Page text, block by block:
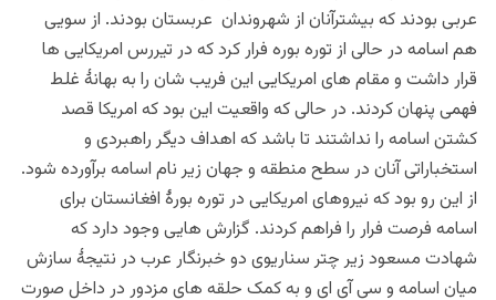
عربی بودند که بیشترآنان از شهروندان عربستان بودند. از سویی
هم اسامه در حالی از توره بوره فرار کرد که در تیررس امریکایی ها
قرار داشت و مقام های امریکایی این فریب شان را به بهانۀ غلط
فهمی پنهان کردند. در حالی که واقعیت این بود که امریکا قصد
کشتن اسامه را نداشتند تا باشد که اهداف دیگر راهبردی و
استخباراتی آنان در سطح منطقه و جهان زیر نام اسامه برآورده شود.
از این رو بود که نیروهای امریکایی در توره بورۀ افغانستان برای
اسامه فرصت فرار را فراهم کردند. گزارش هایی وجود دارد که
شهادت مسعود زیر چتر سناریوی دو خبرنگار عرب در نتیجۀ سازش
میان اسامه و سی آی ای و به کمک حلقه های مزدور در داخل صورت